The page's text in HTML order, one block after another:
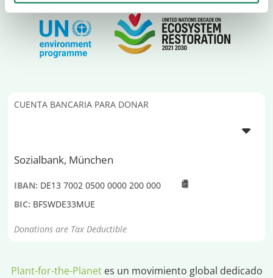
CUENTA BANCARIA PARA DONAR
Sozialbank, München
IBAN: DE13 7002 0500 0000 200 000
BIC: BFSWDE33MUE
Donations are Tax Deductible
Plant-for-the-Planetes un movimiento global dedicado